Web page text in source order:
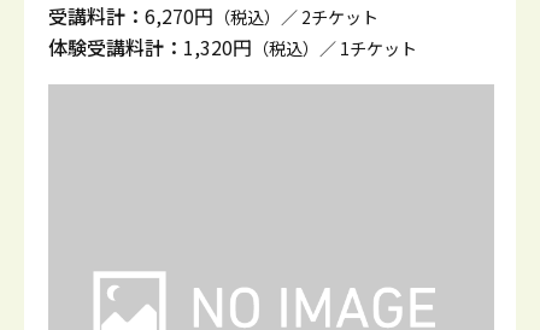
受講料計： 6,270円 （税込）／ 2チケット
体験受講料計： 1,320円 （税込）／ 1チケット